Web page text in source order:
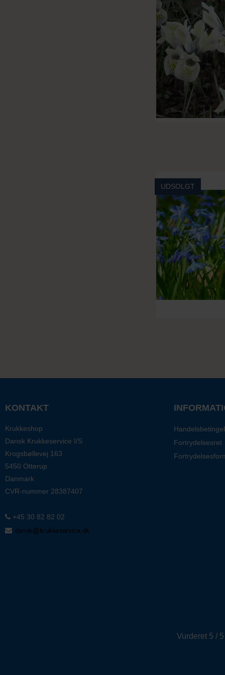
UDSOLGT
KONTAKT
Krukkeshop
Dansk Krukkeservice I/S
Krogsbøllevej 163
5450 Otterup
Danmark
CVR-nummer 28387407
+45 30 82 82 02
Fortrydelsesret
Vurderet 5 /